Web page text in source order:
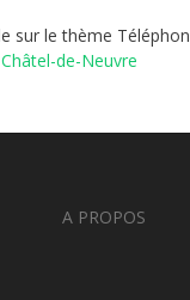
sur le thème
de-Neuvre
A PROPOS